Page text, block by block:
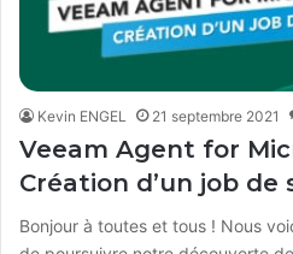
Kevin ENGEL 21 septembre 2021
Veeam Agent for
Création d’un job de
Bonjour à toutes et tous ! Nous